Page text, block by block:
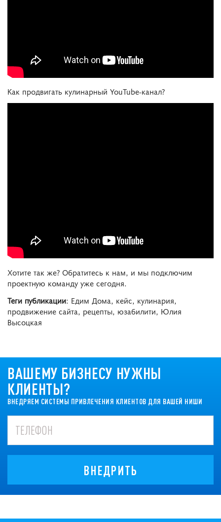
Как продвигать кулинарный YouTube-канал?
Хотите так же? Обратитесь к нам, и мы подключим
проектную команду уже сегодня.
Теги публикации: Едим Дома, кейс, кулинария,
продвижение сайта, рецепты, юзабилити, Юлия
Высоцкая
ВАШЕМУ БИЗНЕСУ НУЖНЫ
КЛИЕНТЫ?
ВНЕДРЯЕМ СИСТЕМЫ ПРИВЛЕЧЕНИЯ КЛИЕНТОВ ДЛЯ ВАШЕЙ НИШИ
ВНЕДРИТЬ